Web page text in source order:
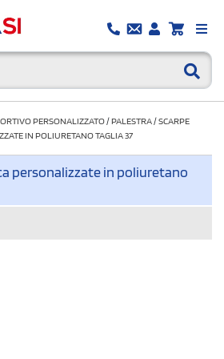
PERSONALIZZATO/PALESTRA/SCARPE
IN POLIURETANO TAGLIA 37
personalizzate in poliuretano